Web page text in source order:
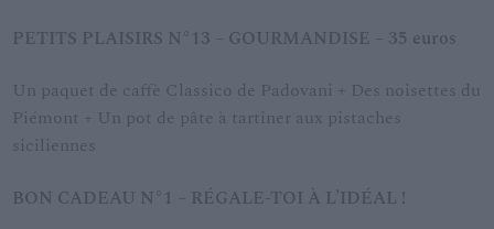
PETITS PLAISIRS N°13 – GOURMANDISE – 35 euros
Un paquet de caffè Classico de Padovani + Des noisettes du
Piémont + Un pot de pâte à tartiner aux pistaches
siciliennes
BON CADEAU N°1 – RÉGALE-TOI À L’IDÉAL !